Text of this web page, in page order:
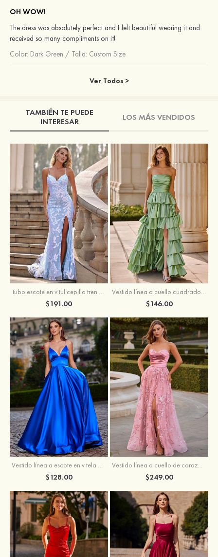
OH WOW!
The dress was absolutely perfect and I felt beautiful wearing it and
received so many compliments on it!
Color: Dark Green / Talla: Custom Size
Ver Todos >
TAMBIÉN TE PUEDE
INTERESAR
LOS MÁS VENDIDOS
$191.00
Vestido línea a cuello cuadrado tafetán hasta el suelo vestido de graduación con volantes
$146.00
Vestido línea a escote en v tela charmeuse hasta el suelo vestido de graduación
$128.00
Vestido línea a cuello de corazón tul cola de barrido vestido de graduación
$249.00